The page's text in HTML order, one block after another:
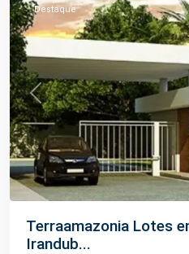
Previous
Destaque
Terraamazonia Lotes
Irandub...
Km
da